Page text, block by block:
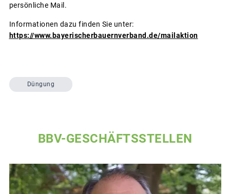
persönliche Mail.
Informationen dazu finden Sie unter:
https://www.bayerischerbauernverband.de/mailaktion
Düngung
BBV-GESCHÄFTSSTELLEN